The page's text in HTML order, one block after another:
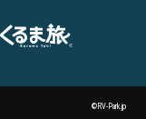
©RV-Park.jp